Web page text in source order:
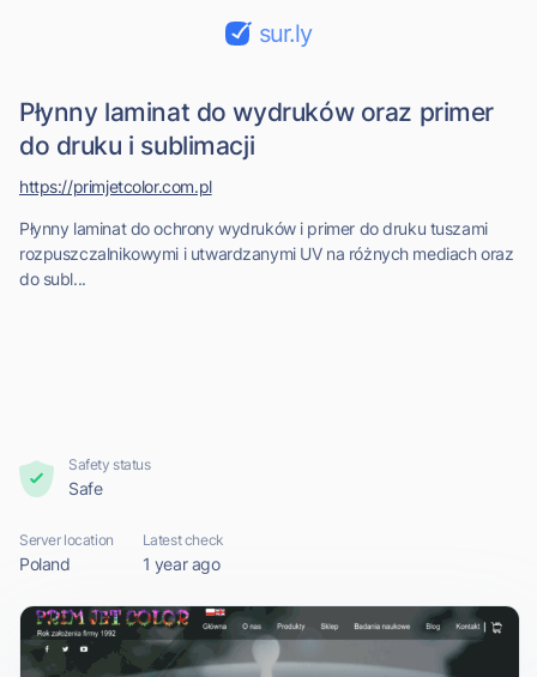
sur.ly
Płynny laminat do wydruków oraz primer
do druku i sublimacji
Płynny laminat do ochrony wydruków i primer do druku tuszami
rozpuszczalnikowymi i utwardzanymi UV na różnych mediach oraz
do subl...
https://primjetcolor.com.pl
Safety status
Safe
Server location
Poland
Latest check
1 year ago